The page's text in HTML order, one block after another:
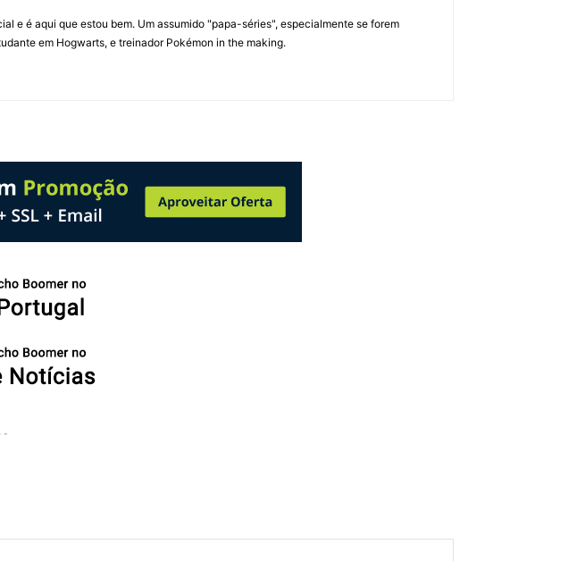
e é aqui que estou bem. Um assumido "papa-séries", especialmente se forem
em Hogwarts, e treinador Pokémon in the making.
-